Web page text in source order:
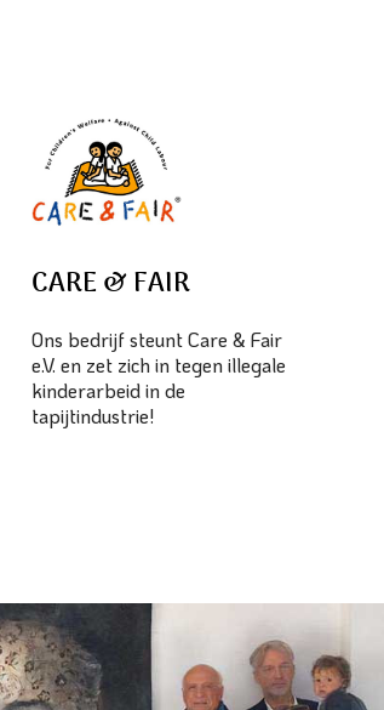
CARE & FAIR
Ons bedrijf steunt Care & Fair
e.V. en zet zich in tegen illegale
kinderarbeid in de
tapijtindustrie!